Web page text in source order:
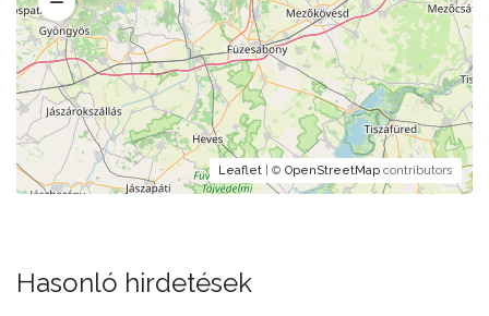
Leaflet | © OpenStreetMap contributors
Hasonló hirdetések